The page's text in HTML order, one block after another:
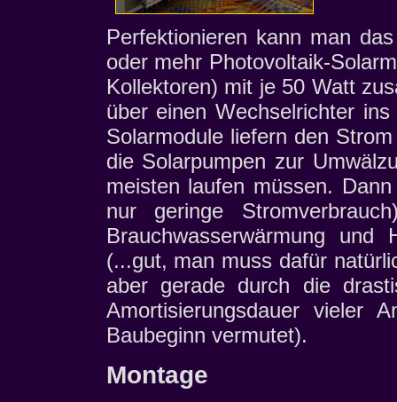
Perfektionieren kann man
oder mehr Photovoltaik-
Kollektoren) mit je 50 Watt
über einen Wechselrichter
Solarmodule liefern den
die Solarpumpen zur
meisten laufen müssen.
nur geringe
Brauchwasserwärmung
(...gut, man muss dafür
aber gerade durch die
Amortisierungsdauer vieler
Baubeginn vermutet).
Montage